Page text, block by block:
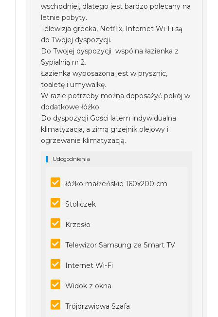
wschodniej, dlatego jest bardzo polecany na
letnie pobyty.
Telewizja grecka, Netflix, Internet Wi-Fi są
do Twojej dyspozycji.
Do Twojej dyspozycji wspólna łazienka z
Sypialnią nr 2.
Łazienka wyposażona jest w prysznic,
toaletę i umywalkę.
W razie potrzeby można doposażyć pokój w
dodatkowe łóżko.
Do dyspozycji Gości latem indywidualna
klimatyzacja, a zimą grzejnik olejowy i
ogrzewanie klimatyzacją.
Udogodnienia
łóżko małżeńskie 160x200 cm
Stoliczek
Krzesło
Telewizor Samsung ze Smart TV
Internet Wi-Fi
Widok z okna
Trójdrzwiowa Szafa